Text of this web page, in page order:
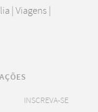
| Viagens |
INSCREVA-SE